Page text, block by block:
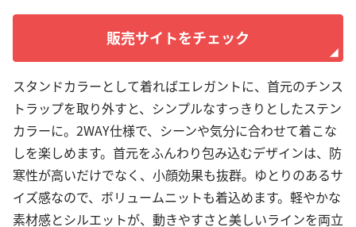
販売サイトをチェック
スタンドカラーとして着ればエレガントに、首元のチンス
トラップを取り外すと、シンプルなすっきりとしたステン
カラーに。2WAY仕様で、シーンや気分に合わせて着こな
しを楽しめます。首元をふんわり包み込むデザインは、防
寒性が高いだけでなく、小顔効果も抜群。ゆとりのあるサ
イズ感なので、ボリュームニットも着込めます。軽やかな
素材感とシルエットが、動きやすさと美しいラインを両立